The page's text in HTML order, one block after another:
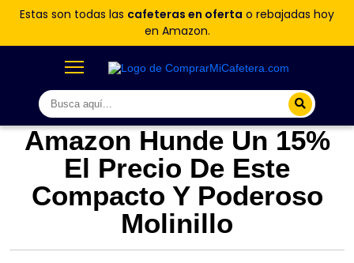
Estas son todas las cafeteras en oferta o rebajadas hoy
en Amazon.
Amazon Hunde Un 15%
El Precio De Este
Compacto Y Poderoso
Molinillo